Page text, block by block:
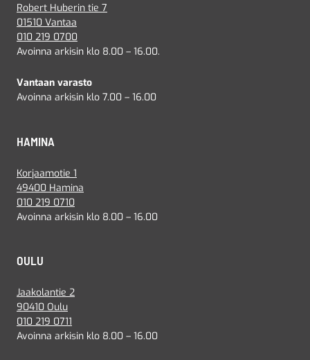
Robert Huberin tie 7
01510 Vantaa
010 219 0700
Avoinna arkisin klo 8.00 – 16.00.
Vantaan varasto
Avoinna arkisin klo 7.00 – 16.00
HAMINA
Korjaamotie 1
49400 Hamina
010 219 0710
Avoinna arkisin klo 8.00 – 16.00
OULU
Jaakolantie 2
90410 Oulu
010 219 0711
Avoinna arkisin klo 8.00 – 16.00